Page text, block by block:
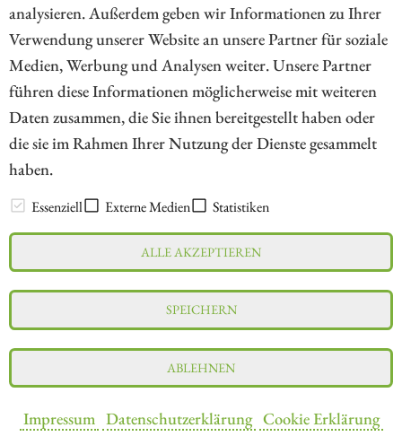
analysieren. Außerdem geben wir Informationen zu Ihrer
Verwendung unserer Website an unsere Partner für soziale
Medien, Werbung und Analysen weiter. Unsere Partner
führen diese Informationen möglicherweise mit weiteren
Daten zusammen, die Sie ihnen bereitgestellt haben oder
die sie im Rahmen Ihrer Nutzung der Dienste gesammelt
haben.
Essenziell Externe Medien Statistiken
ALLE AKZEPTIEREN
SPEICHERN
ABLEHNEN
Impressum Datenschutzerklärung Cookie Erklärung
// kapitalerhoehungen.de - © 2026 - Die Informationsplattform für
Investoren und Unternehmen rund um Kapitalerhöhung, Kapitalmarkt
und Unternehmensfinanzierung
LEXIKON
Impressum
Datenschutz
Interessenskonflikt & Risikohinweis
Nutzungsbedingungen
Cookie-Einstellungen